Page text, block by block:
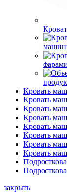
фарами
Кровать
Кровать
Кровать
Кровать
Кровать
Кровать
Кровать
Кровать
закрыть